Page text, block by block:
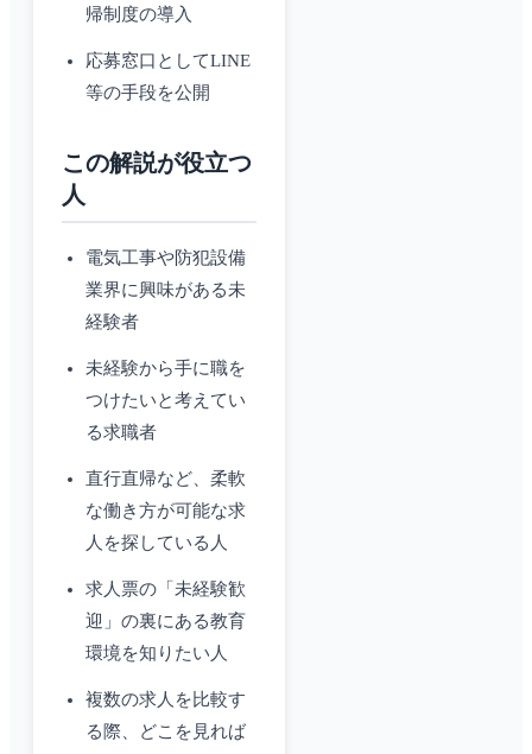
帰制度の導入
応募窓口としてLINE
等の手段を公開
この解説が役立つ
人
電気工事や防犯設備
業界に興味がある未
経験者
未経験から手に職を
つけたいと考えてい
る求職者
直行直帰など、柔軟
な働き方が可能な求
人を探している人
求人票の「未経験歓
迎」の裏にある教育
環境を知りたい人
複数の求人を比較す
る際、どこを見れば